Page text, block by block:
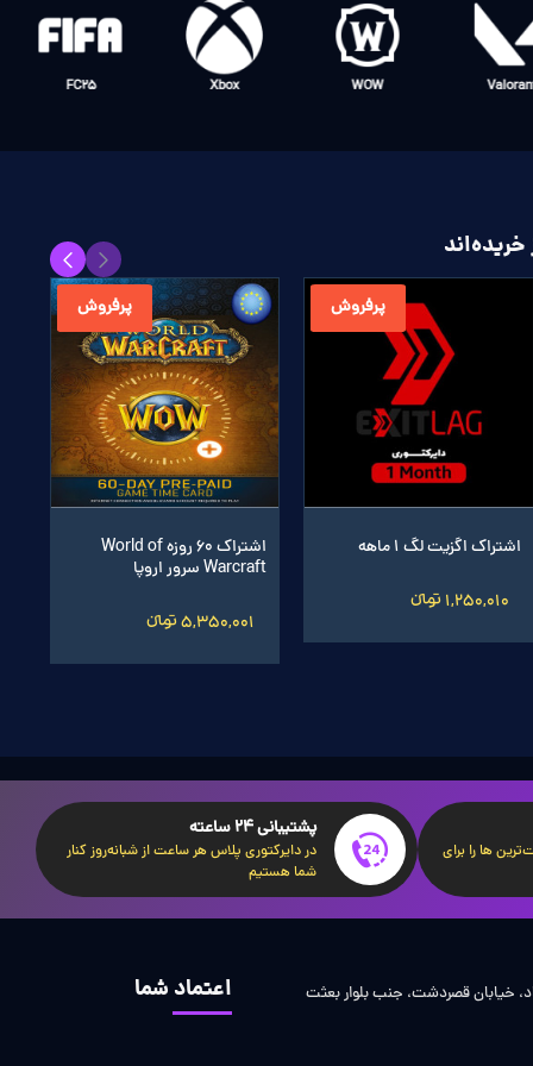
Mobile
Spotify
PlayStation
Netflix
پرفروش
اشتراک اگزیت لگ 1 ماهه
1,250,010 تومانءءء
پرفروش
اشتراک 60 روزه World of
Warcraft سرور اروپا
5,350,001 تومانءءء
ها را برای
پشتیبانی 24 ساعته
در دایرکتوری پلاس هر ساعت از شبانه‌روز کنار
شما هستیم
خیابان قصردشت، جنب بلوار بعثت اعتماد شما